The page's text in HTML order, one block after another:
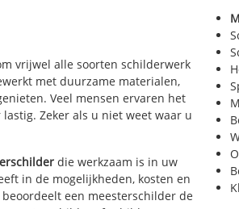
vrijwel alle soorten schilderwerk
met duurzame materialen,
Veel mensen ervaren het
Zeker als u niet weet waar u
die werkzaam is in uw
in de mogelijkheden, kosten en
een meesterschilder de